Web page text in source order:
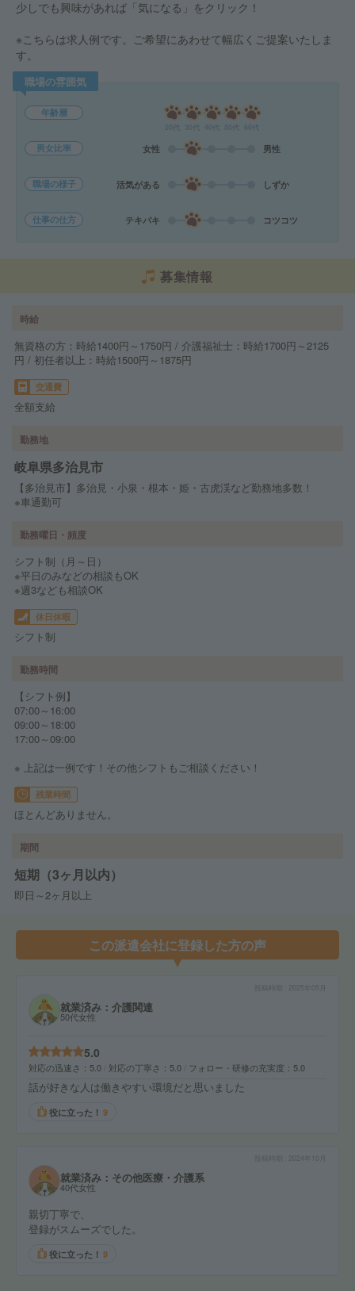
少しでも興味があれば「気になる」をクリック！
※こちらは求人例です。ご希望にあわせて幅広くご提案いたしま
す。
職場の雰囲気
年齢層
男女比率 女性 男性
職場の様子 活気がある しずか
仕事の仕方 テキパキ コツコツ
募集情報
時給
無資格の方：時給1400円～1750円 / 介護福祉士：時給1700円～2125
円 / 初任者以上：時給1500円～1875円
交通費
全額支給
勤務地
岐阜県多治見市
【多治見市】多治見・小泉・根本・姫・古虎渓など勤務地多数！
※車通勤可
勤務曜日・頻度
シフト制（月～日）
※平日のみなどの相談もOK
※週3なども相談OK
休日休暇
シフト制
勤務時間
【シフト例】
07:00～16:00
09:00～18:00
17:00～09:00
※ 上記は一例です！その他シフトもご相談ください！
残業時間
ほとんどありません。
期間
短期（3ヶ月以内）
即日～2ヶ月以上
この派遣会社に登録した方の声
2025年05月
就業済み：介護関連
50代女性
5.0
対応の迅速さ 5.0 対応の丁寧さ 5.0 フォロー・研修の充実度 5.0
話が好きな人は働きやすい環境だと思いました
役に立った！ 9
2024年10月
就業済み：その他医療・介護系
40代女性
親切丁寧で、
登録がスムーズでした。
役に立った！ 9